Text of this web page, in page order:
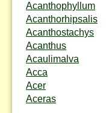
Acanthophyllum
Acanthorhipsalis
Acanthostachys
Acanthus
Acaulimalva
Acca
Acer
Aceras